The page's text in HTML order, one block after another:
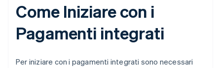
Come Iniziare con i
Pagamenti integrati
Per iniziare con i pagamenti integrati sono necessari